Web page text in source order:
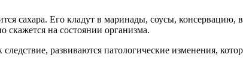
сахара. Его кладут в маринады, соусы,
на состоянии организма.
развиваются патологические изменения,